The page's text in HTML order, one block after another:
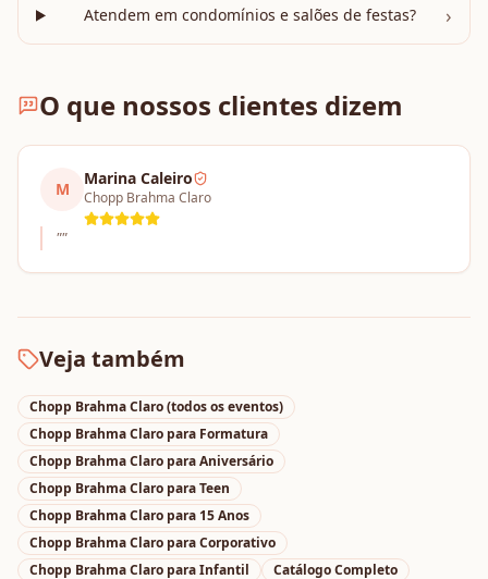
Atendem em condomínios e salões de festas? ›
O que nossos clientes dizem
M
Marina Caleiro
Chopp Brahma Claro
""
Veja também
Chopp Brahma Claro(todos os eventos)
Chopp Brahma Claro para Formatura
Chopp Brahma Claro paraAniversário
Chopp Brahma Claro paraTeen
Chopp Brahma Claro para 15 Anos
Chopp Brahma Claro paraCorporativo
Chopp Brahma Claro paraInfantil Catálogo Completo